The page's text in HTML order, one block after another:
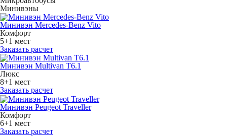
Минивэны
Минивэн Mercedes-Benz Vito
Комфорт
5+1 мест
Заказать расчет
Минивэн Multivan Т6.1
Люкс
8+1 мест
Заказать расчет
Минивэн Peugeot Traveller
Комфорт
6+1 мест
Заказать расчет